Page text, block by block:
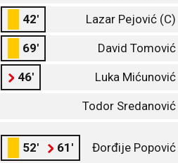
42' Lazar Pejović (C)
69' David Tomović
46' Luka Mićunović
Todor Sredanović
52' 61' Đorđije Popović